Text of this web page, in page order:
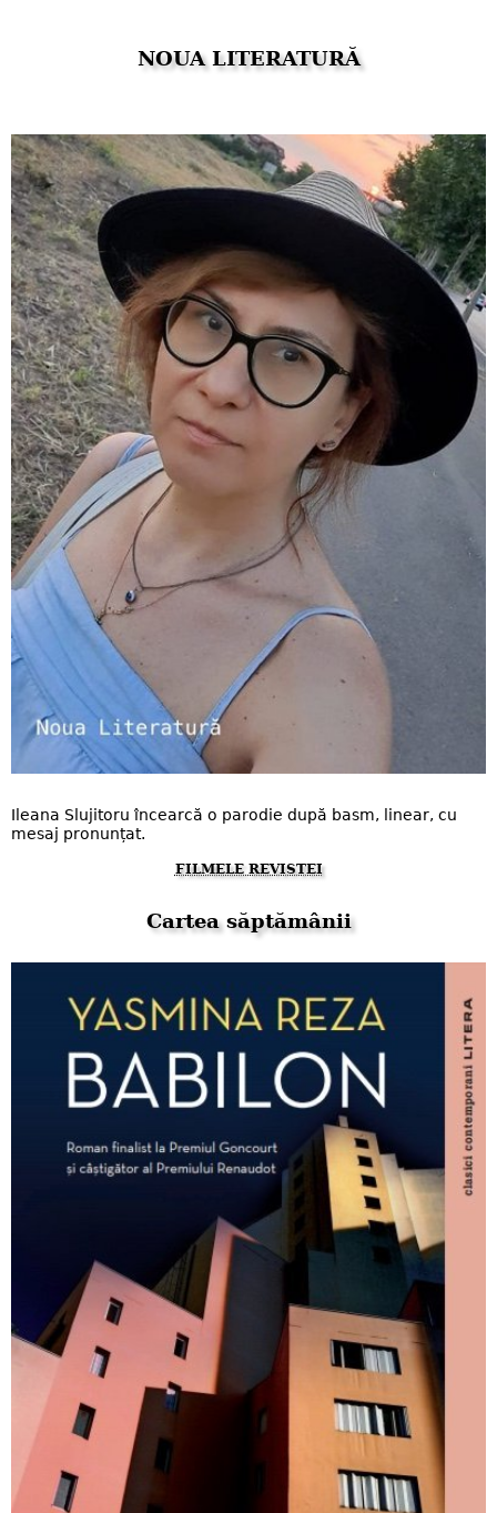
NOUA LITERATURĂ
Ileana Slujitoru încearcă o parodie după basm, linear, cu
mesaj pronunțat.
FILMELE REVISTEI
Cartea săptămânii